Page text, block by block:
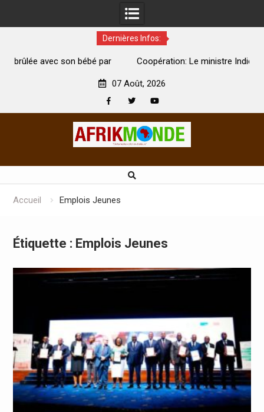
Dernières Infos:
Coopération: Le ministre Indien Kirti Vardhan Singh à
07 Août, 2026
Accueil Emplois Jeunes
Étiquette : Emplois Jeunes